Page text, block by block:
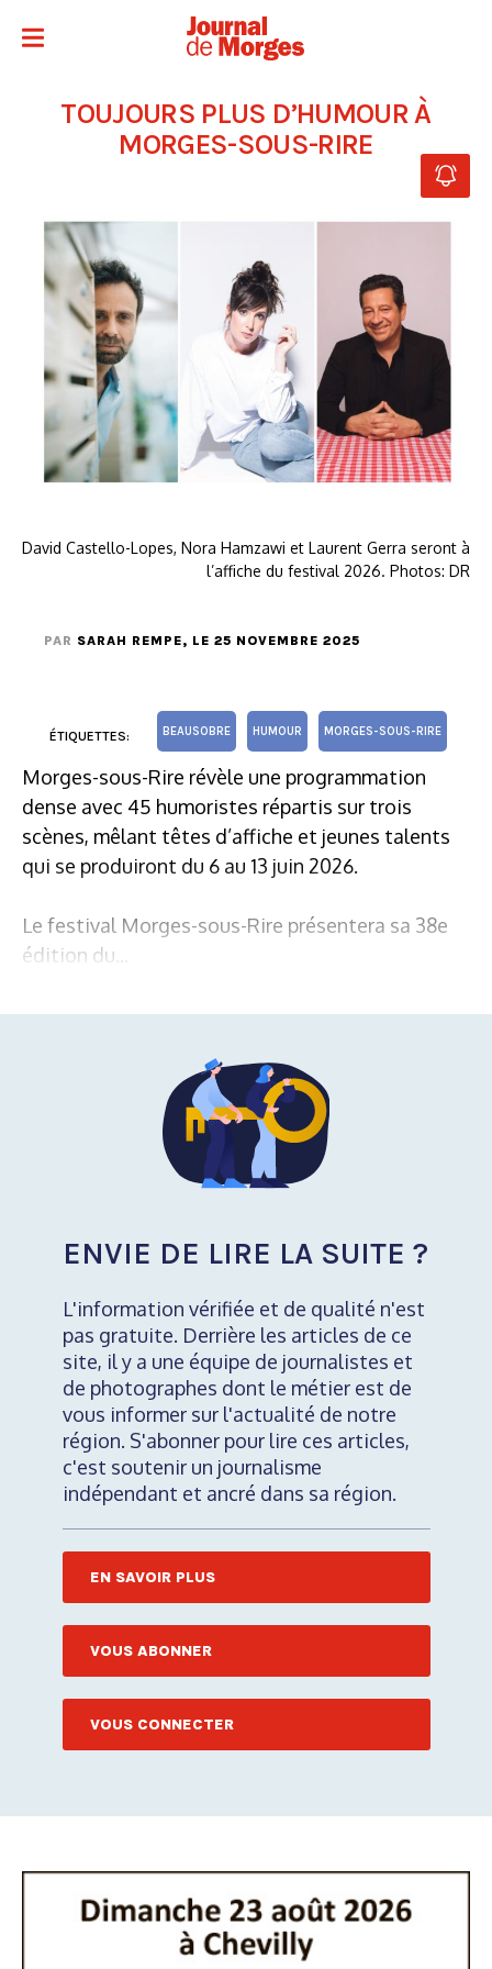
TOUJOURS PLUS D’HUMOUR À
MORGES-SOUS-RIRE
David Castello-Lopes, Nora Hamzawi et Laurent Gerra seront à
l’affiche du festival 2026. Photos: DR
PAR SARAH REMPE, LE 25 NOVEMBRE 2025
ÉTIQUETTES: BEAUSOBRE HUMOUR MORGES-SOUS-RIRE
Morges-sous-Rire révèle une programmation
dense avec 45 humoristes répartis sur trois
scènes, mêlant têtes d’affiche et jeunes talents
qui se produiront du 6 au 13 juin 2026.
Le festival Morges-sous-Rire présentera sa 38e
édition du...
ENVIE DE LIRE LA SUITE ?
L'information vérifiée et de qualité n'est
pas gratuite. Derrière les articles de ce
site, il y a une équipe de journalistes et
de photographes dont le métier est de
vous informer sur l'actualité de notre
région. S'abonner pour lire ces articles,
c'est soutenir un journalisme
indépendant et ancré dans sa région.
EN SAVOIR PLUS
VOUS ABONNER
VOUS CONNECTER